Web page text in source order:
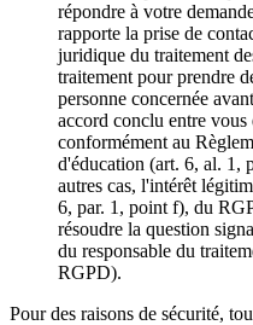
répondre à votre
rapporte la prise de
juridique du traitement
traitement pour prendre
personne concernée
accord conclu entre vous
conformément au
d'éducation (art. 6, al. 1,
autres cas, l'intérêt
6, par. 1, point f), du
résoudre la question
du responsable du
RGPD).
Pour des raisons de sécurité,